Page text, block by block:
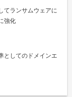
てランサムウェアに
強化
としてのドメインエ